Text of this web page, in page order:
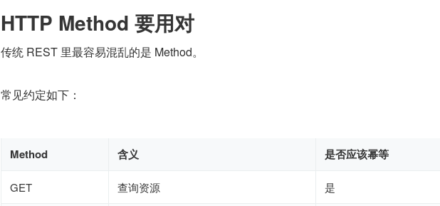
HTTP Method 要用对
传统 REST 里最容易混乱的是 Method。
常见约定如下：
Method 含义 是否应该幂等
GET 查询资源 是